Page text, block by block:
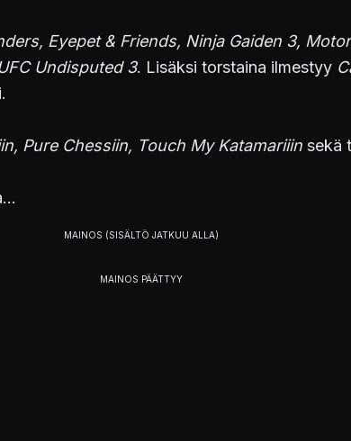
Eyepet & Friends, Ninja Gaiden 3,
Undisputed 3. Lisäksi torstaina ilmestyy
Pure Chessiin, Touch My Katamariiin sekä